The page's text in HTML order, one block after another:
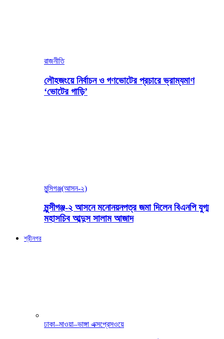
রাজনীতি
লৌহজংয়ে নির্বাচন ও গণভোটের প্রচারে ভ্রাম্যমাণ
‘ভোটের গাড়ি’
মুন্সিগঞ্জ(আসন-২)
মুন্সীগঞ্জ-২ আসনে মনোনয়নপত্র জমা দিলেন বিএনপি যুগ্ম
মহাসচিব আব্দুস সালাম আজাদ
শ্রীনগর
ঢাকা–মাওয়া–ভাঙ্গা এক্সপ্রেসওয়ে